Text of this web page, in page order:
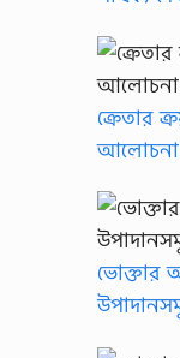
ক্রেতার
আলোচনা
ভোক্তার